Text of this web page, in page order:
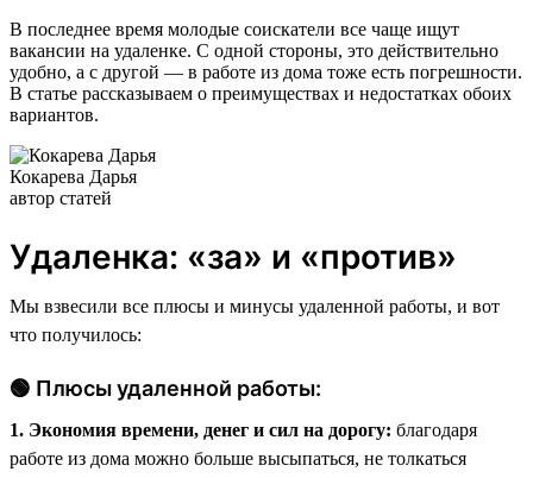
В последнее время молодые соискатели все чаще ищут
вакансии на удаленке. С одной стороны, это действительно
удобно, а с другой — в работе из дома тоже есть погрешности.
В статье рассказываем о преимуществах и недостатках обоих
вариантов.
Кокарева Дарья
автор статей
Удаленка: «за» и «против»
Мы взвесили все плюсы и минусы удаленной работы, и вот
что получилось:
🟢 Плюсы удаленной работы:
1. Экономия времени, денег и сил на дорогу: благодаря
работе из дома можно больше высыпаться, не толкаться